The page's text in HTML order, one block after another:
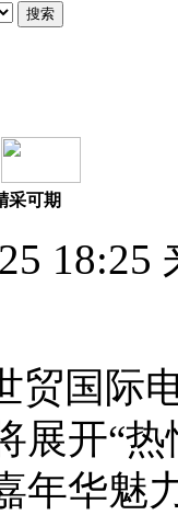
搜索
采可期
贸国际
展开“
年华魅